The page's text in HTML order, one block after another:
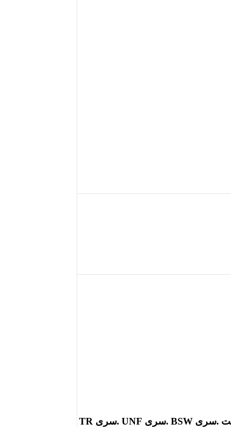
حدیده ها از نظر نوع رزوه دارای انواع گوناگونی هستند که از جمله پرکاربرد ترین آنها می توان به حدیده های میلیمتر، اینچ، سری G، دنده ریز.دنده درشت .سری BSW .سری UNF .سری TR